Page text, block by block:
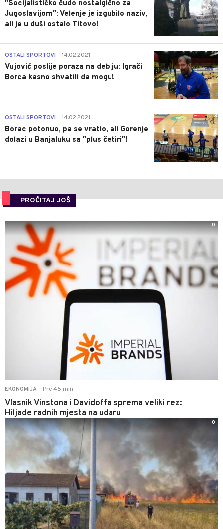
"Socijalističko čudo nostalgično za
Jugoslavijom": Velenje je izgubilo naziv,
ali je u duši ostalo Titovo!
1
OSTALI SPORTOVI 14.02.2021.
Vujović poslije poraza na debiju: Igrači
Borca kasno shvatili da mogu!
3
OSTALI SPORTOVI 14.02.2021.
Borac potonuo, pa se vratio, ali Gorenje
dolazi u Banjaluku sa "plus četiri"!
PROČITAJ JOŠ
EKONOMIJA Pre 45 min
Vlasnik Vinstona i Davidoffa sprema veliki rez:
Hiljade radnih mjesta na udaru
0
0